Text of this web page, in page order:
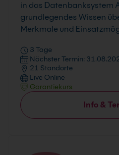
in das Datenbanksystem
grundlegendes Wissen
Merkmale und
3 Tage
Nächster Termin:
21 Standorte
Live Online
Garantiekurs
Info &